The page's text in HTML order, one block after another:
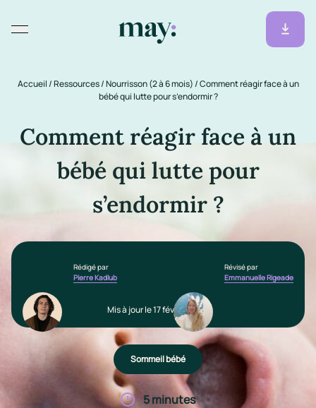
Accueil/Ressources/Nourrisson (2 à 6 mois)/Comment réagir face à un
bébé qui lutte pour s’endormir ?
Comment réagir face à un
bébé qui lutte pour
s’endormir ?
Rédigé par
Pierre Kadlub
Révisé par
Emmanuelle Rigeade
Mis à jour le 17 février 2026
Sommeil bébé
5 minutes